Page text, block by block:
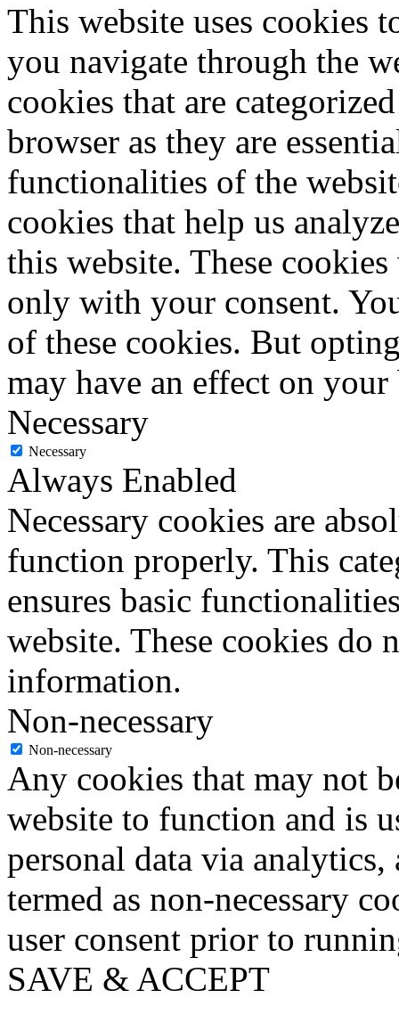
This website uses cookies
you navigate through the
cookies that are
browser as they are
functionalities of the
cookies that help us
this website. These
only with your consent.
of these cookies. But
may have an effect on
Necessary
Necessary
Always Enabled
Necessary cookies are
function properly. This
ensures basic
website. These cookies do
information.
Non-necessary
Non-necessary
Any cookies that may not
website to function and is
personal data via analytics,
termed as non-necessary
user consent prior to
SAVE & ACCEPT